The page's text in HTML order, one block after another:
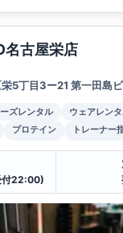
名古屋栄店
5丁目3ー21 第一田島
ズレンタル ウェアレン
プロテイン トレーナー
22:00)